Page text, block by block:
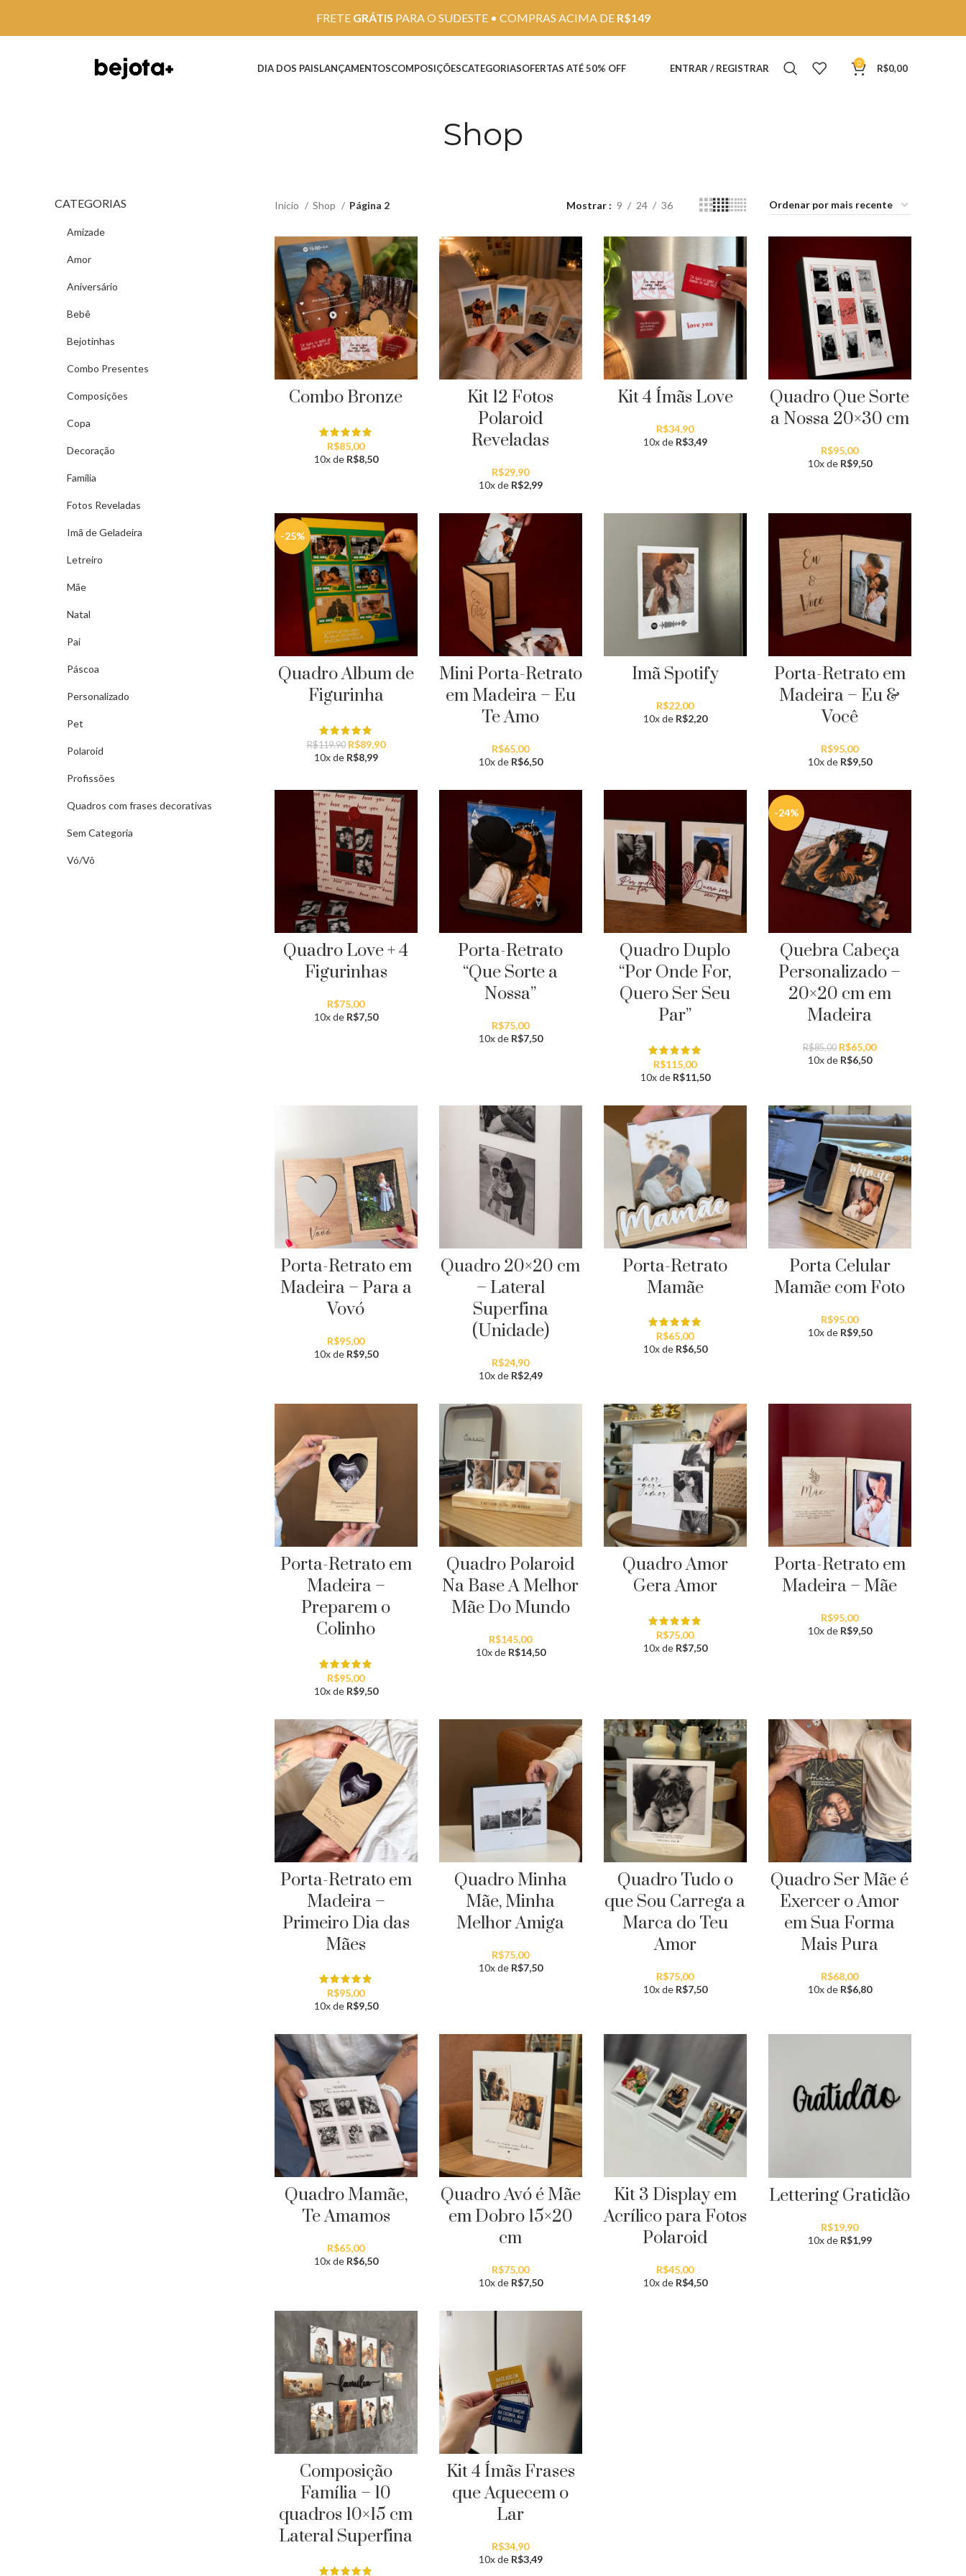
DIA DOS PAISLANÇAMENTOSCOMPOSIÇÕESCATEGORIASOFERTAS ATÉ 50% OFF ENTRAR / REGISTRAR 0 R$0,00
Shop
CATEGORIAS
Amizade
Amor
Aniversário
Bebê
Bejotinhas
Combo Presentes
Composições
Copa
Decoração
Família
Fotos Reveladas
Imã de Geladeira
Letreiro
Mãe
Natal
Pai
Páscoa
Personalizado
Pet
Polaroid
Profissões
Quadros com frases decorativas
Sem Categoria
Vó/Vô
Início Shop Página 2 Mostrar 9 24 36
Combo Bronze
R$85,00
10x de R$8,50
Kit 12 Fotos
Polaroid
Reveladas
R$29,90
10x de R$2,99
Kit 4 Ímãs Love
R$34,90
10x de R$3,49
Quadro Que Sorte
a Nossa 20×30 cm
R$95,00
10x de R$9,50
-25%
Quadro Album de
Figurinha
R$119,90 O
preço
R$119,90.
R$89,90O
R$89,90.
10x de R$8,99
Mini Porta-Retrato
em Madeira – Eu
Te Amo
R$65,00
10x de R$6,50
Imã Spotify
R$22,00
10x de R$2,20
Porta-Retrato em
Madeira – Eu &
Você
R$95,00
10x de R$9,50
Quadro Love + 4
Figurinhas
R$75,00
10x de R$7,50
Porta-Retrato
“Que Sorte a
Nossa”
R$75,00
10x de R$7,50
Quadro Duplo
“Por Onde For,
Quero Ser Seu
Par”
R$115,00
10x de R$11,50
-24%
Quebra Cabeça
Personalizado –
20×20 cm em
Madeira
R$85,00 O
preço
R$65,00O
10x de R$6,50
Porta-Retrato em
Madeira – Para a
Vovó
R$95,00
10x de R$9,50
Quadro 20×20 cm
– Lateral
Superfina
(Unidade)
R$24,90
10x de R$2,49
Porta-Retrato
Mamãe
R$65,00
10x de R$6,50
Porta Celular
Mamãe com Foto
R$95,00
10x de R$9,50
Porta-Retrato em
Madeira –
Preparem o
Colinho
R$95,00
10x de R$9,50
Quadro Polaroid
Na Base A Melhor
Mãe Do Mundo
R$145,00
10x de R$14,50
Quadro Amor
Gera Amor
R$75,00
10x de R$7,50
Porta-Retrato em
Madeira – Mãe
R$95,00
10x de R$9,50
Porta-Retrato em
Madeira –
Primeiro Dia das
Mães
R$95,00
10x de R$9,50
Quadro Minha
Mãe, Minha
Melhor Amiga
R$75,00
10x de R$7,50
Quadro Tudo o
que Sou Carrega a
Marca do Teu
Amor
R$75,00
10x de R$7,50
Quadro Ser Mãe é
Exercer o Amor
em Sua Forma
Mais Pura
R$68,00
10x de R$6,80
Quadro Mamãe,
Te Amamos
R$65,00
10x de R$6,50
Quadro Avó é Mãe
em Dobro 15×20
cm
R$75,00
10x de R$7,50
Kit 3 Display em
Acrílico para Fotos
Polaroid
R$45,00
10x de R$4,50
Lettering Gratidão
R$19,90
10x de R$1,99
Composição
Família – 10
quadros 10×15 cm
Lateral Superfina
Kit 4 Ímãs Frases
que Aquecem o
Lar
R$34,90
10x de R$3,49
FRETE GRÁTIS PARA O SUDESTE • COMPRAS ACIMA DE R$149